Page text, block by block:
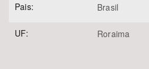
Pais: Brasil
UF: Roraima